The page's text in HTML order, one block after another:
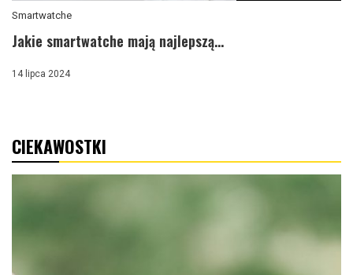
Smartwatche
Jakie smartwatche mają najlepszą...
14 lipca 2024
CIEKAWOSTKI